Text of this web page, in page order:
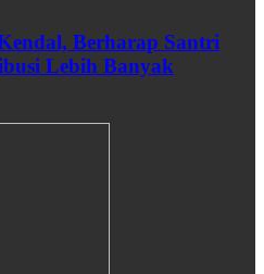
Berharap Santri
Lebih Banyak